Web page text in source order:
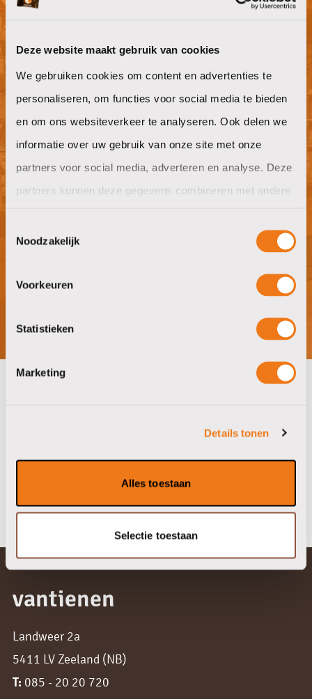
Deze website maakt gebruik van cookies
We gebruiken cookies om content en advertenties te
personaliseren, om functies voor social media te bieden
en om ons websiteverkeer te analyseren. Ook delen we
informatie over uw gebruik van onze site met onze
partners voor social media, adverteren en analyse. Deze
partners kunnen deze gegevens combineren met andere
verzameld op basis van uw gebruik van hun services.
Noodzakelijk
Voorkeuren
Statistieken
Marketing
Details tonen
Alles toestaan
Selectie toestaan
Willen jullie ook goeie koffie op het
werk?
offerte aanvragen
hebben?
onze partners
vantienen
Landweer 2a
5411 LV Zeeland (NB)
T: 085 - 20 20 720